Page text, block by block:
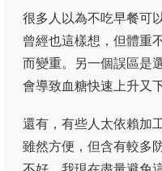
很多人以為不吃早餐可
曾經也這樣想，但體重
而變重。另一個誤區是
會導致血糖快速上升又
還有，有些人太依賴加
雖然方便，但含有較多